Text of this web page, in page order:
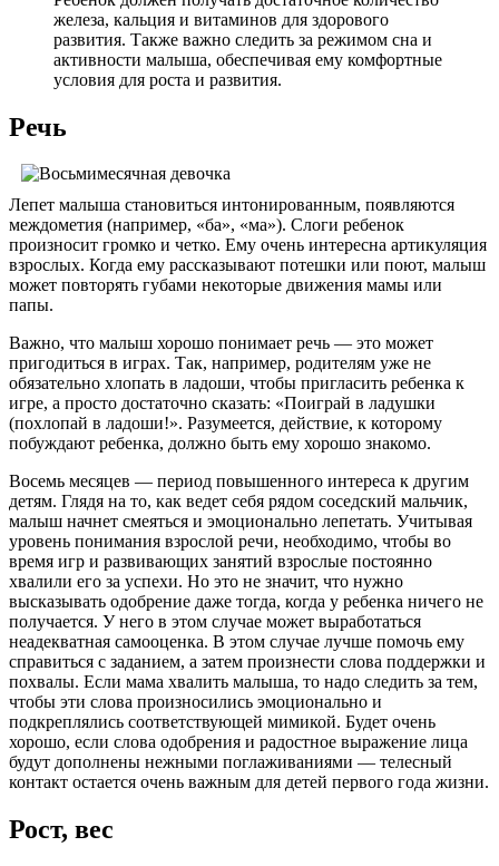
железа, кальция и витаминов для здорового
развития. Также важно следить за режимом сна и
активности малыша, обеспечивая ему комфортные
условия для роста и развития.
Речь
Лепет малыша становиться интонированным, появляются
междометия (например, «ба», «ма»). Слоги ребенок
произносит громко и четко. Ему очень интересна артикуляция
взрослых. Когда ему рассказывают потешки или поют, малыш
может повторять губами некоторые движения мамы или
папы.
Важно, что малыш хорошо понимает речь — это может
пригодиться в играх. Так, например, родителям уже не
обязательно хлопать в ладоши, чтобы пригласить ребенка к
игре, а просто достаточно сказать: «Поиграй в ладушки
(похлопай в ладоши!». Разумеется, действие, к которому
побуждают ребенка, должно быть ему хорошо знакомо.
Восемь месяцев — период повышенного интереса к другим
детям. Глядя на то, как ведет себя рядом соседский мальчик,
малыш начнет смеяться и эмоционально лепетать. Учитывая
уровень понимания взрослой речи, необходимо, чтобы во
время игр и развивающих занятий взрослые постоянно
хвалили его за успехи. Но это не значит, что нужно
высказывать одобрение даже тогда, когда у ребенка ничего не
получается. У него в этом случае может выработаться
неадекватная самооценка. В этом случае лучше помочь ему
справиться с заданием, а затем произнести слова поддержки и
похвалы. Если мама хвалить малыша, то надо следить за тем,
чтобы эти слова произносились эмоционально и
подкреплялись соответствующей мимикой. Будет очень
хорошо, если слова одобрения и радостное выражение лица
будут дополнены нежными поглаживаниями — телесный
контакт остается очень важным для детей первого года жизни.
Рост, вес